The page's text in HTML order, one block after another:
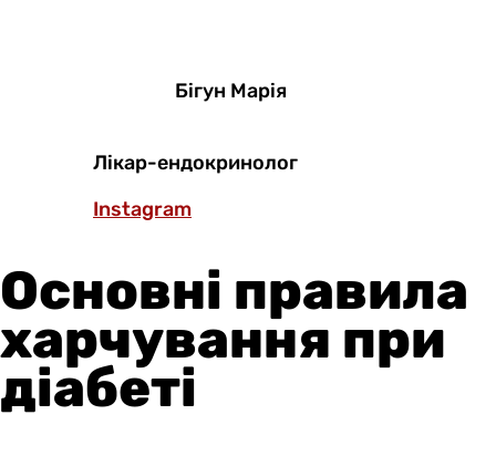
Бігун Марія
Лікар-ендокринолог
Instagram
Основні правила
харчування при
діабеті